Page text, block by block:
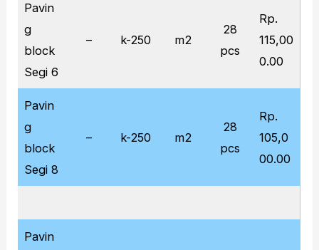
Pavin
g
block
Segi 6
– k-250 m2
28
pcs
Rp.
115,00
0.00
Pavin
g
block
Segi 8
– k-250 m2
28
pcs
Rp.
105,0
00.00
Pavin